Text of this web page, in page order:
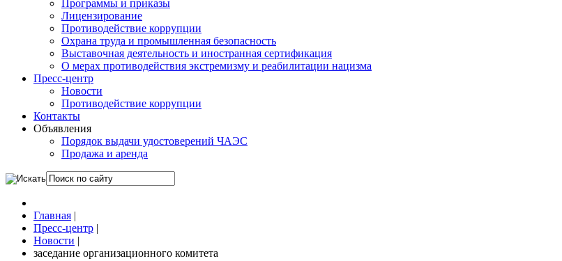
Программы и приказы
Лицензирование
Противодействие коррупции
Охрана труда и промышленная безопасность
Выставочная деятельность и иностранная сертификация
О мерах противодействия экстремизму и реабилитации нацизма
Пресс-центр
Новости
Противодействие коррупции
Контакты
Объявления
Порядок выдачи удостоверений ЧАЭС
Продажа и аренда
Главная |
Пресс-центр |
Новости |
заседание организационного комитета